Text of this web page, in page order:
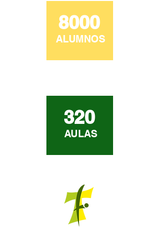
8000
ALUMNOS
320
AULAS